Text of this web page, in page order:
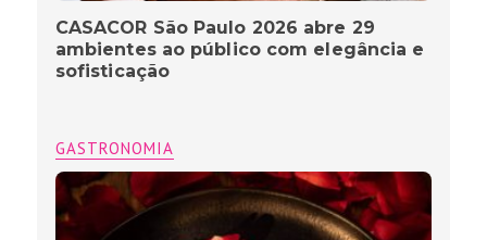
CASACOR São Paulo 2026 abre 29
ambientes ao público com elegância e
sofisticação
GASTRONOMIA